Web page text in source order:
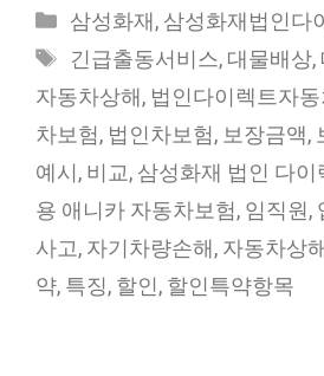
카
테
리
삼성화재, 삼성화재법인다
태
그
긴급출동서비스, 대물배상,
자동차상해, 법인다이렉트자동
차보험, 법인차보험, 보장금액,
예시, 비교, 삼성화재 법인 다이
용 애니카 자동차보험, 임직원,
사고, 자기차량손해, 자동차상해
약, 특징, 할인, 할인특약항목